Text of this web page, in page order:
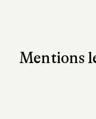
Mentions